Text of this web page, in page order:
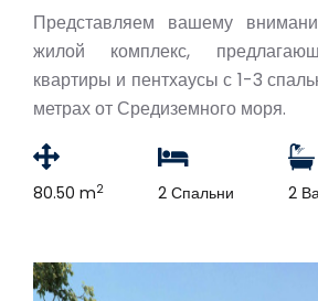
Представляем вашему
жилой комплекс,
квартиры и пентхаусы с 1-3
метрах от Средиземного моря.
80.50 m2 2 Спальни 2